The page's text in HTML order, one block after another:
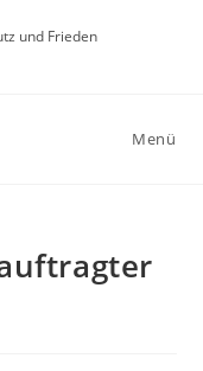
und Frieden
Menü